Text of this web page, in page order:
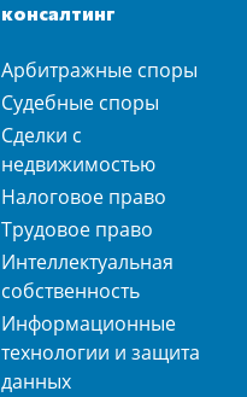
консалтинг
Арбитражные споры
Судебные споры
Сделки с
недвижимостью
Налоговое право
Трудовое право
Интеллектуальная
собственность
Информационные
технологии и защита
данных